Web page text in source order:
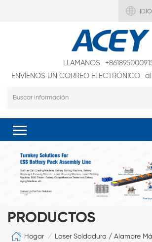
LLAMANOS
ENVÍENOS UN CORREO ELECTRÓNICO
PRODUCTOS
Hogar / Laser Soldadura / Alambre